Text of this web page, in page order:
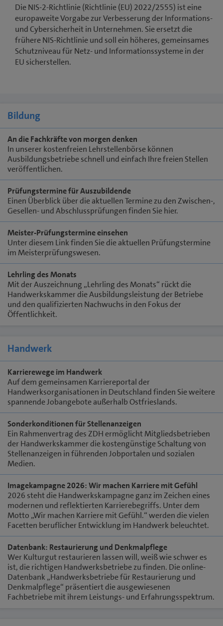
Die NIS-2-Richtlinie (Richtlinie (EU) 2022/2555) ist eine
europaweite Vorgabe zur Verbesserung der Informations-
und Cybersicherheit in Unternehmen. Sie ersetzt die
frühere NIS-Richtlinie und soll ein höheres, gemeinsames
Schutzniveau für Netz- und Informationssysteme in der
EU sicherstellen.
Bildung
An die Fachkräfte von morgen denken
In unserer kostenfreien Lehrstellenbörse können
Ausbildungsbetriebe schnell und einfach Ihre freien Stellen
veröffentlichen.
Prüfungstermine für Auszubildende
Einen Überblick über die aktuellen Termine zu den Zwischen-,
Gesellen- und Abschlussprüfungen finden Sie hier.
Meister-Prüfungstermine einsehen
Unter diesem Link finden Sie die aktuellen Prüfungstermine
im Meisterprüfungswesen.
Lehrling des Monats
Mit der Auszeichnung „Lehrling des Monats“ rückt die
Handwerkskammer die Ausbildungsleistung der Betriebe
und den qualifizierten Nachwuchs in den Fokus der
Öffentlichkeit.
Handwerk
Karrierewege im Handwerk
Auf dem gemeinsamen Karriereportal der
Handwerksorganisationen in Deutschland finden Sie weitere
spannende Jobangebote außerhalb Ostfrieslands.
Sonderkonditionen für Stellenanzeigen
Ein Rahmenvertrag des ZDH ermöglicht Mitgliedsbetrieben
der Handwerkskammer die kostengünstige Schaltung von
Stellenanzeigen in führenden Jobportalen und sozialen
Medien.
Imagekampagne 2026: Wir machen Karriere mit Gefühl
2026 steht die Handwerkskampagne ganz im Zeichen eines
modernen und reflektierten Karrierebegriffs. Unter dem
Motto „Wir machen Karriere mit Gefühl.“ werden die vielen
Facetten beruflicher Entwicklung im Handwerk beleuchtet.
Datenbank: Restaurierung und Denkmalpflege
Wer Kulturgut restaurieren lassen will, weiß wie schwer es
ist, die richtigen Handwerksbetriebe zu finden. Die online-
Datenbank „Handwerksbetriebe für Restaurierung und
Denkmalpflege“ präsentiert die ausgewiesenen
Fachbetriebe mit ihrem Leistungs- und Erfahrungsspektrum.